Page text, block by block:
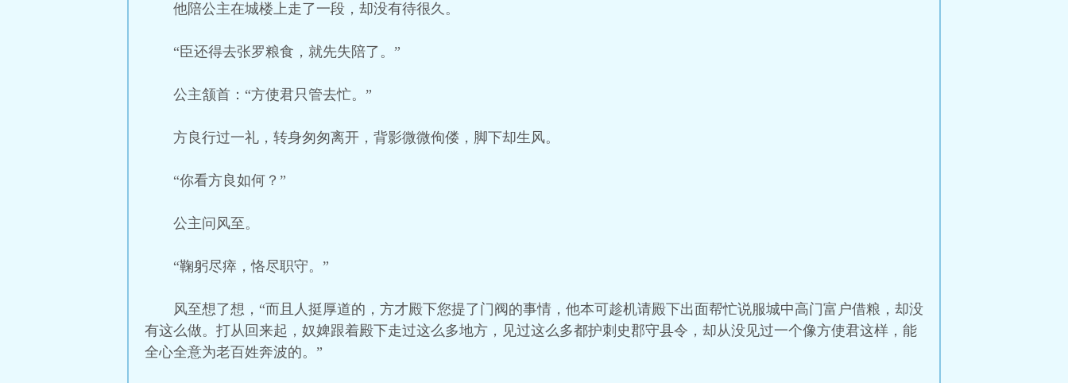
他陪公主在城楼上走了一段，却没有待很久。
“臣还得去张罗粮食，就先失陪了。”
公主颔首：“方使君只管去忙。”
方良行过一礼，转身匆匆离开，背影微微佝偻，脚下却生风。
“你看方良如何？”
公主问风至。
“鞠躬尽瘁，恪尽职守。”
风至想了想，“而且人挺厚道的，方才殿下您提了门阀的事情，他本可趁机请殿下出面帮忙说服城中高门富户借粮，却没
有这么做。打从回来起，奴婢跟着殿下走过这么多地方，见过这么多都护刺史郡守县令，却从没见过一个像方使君这样，能
全心全意为老百姓奔波的。”